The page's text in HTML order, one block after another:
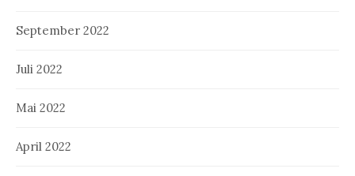
September 2022
Juli 2022
Mai 2022
April 2022